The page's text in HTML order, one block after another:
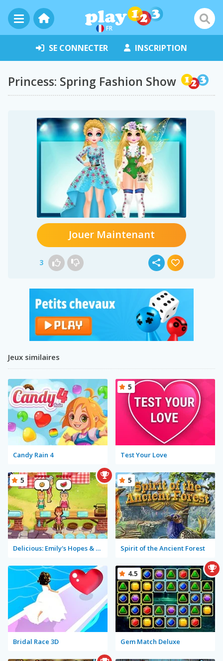
FR
SE CONNECTER INSCRIPTION
Princess: Spring Fashion Show
Jouer Maintenant
3
Jeux similaires
Candy Rain 4 Test Your Love
5
Delicious: Emily's Hopes & Fears
5
Spirit of the Ancient Forest
5
Bridal Race 3D Gem Match Deluxe
4.5